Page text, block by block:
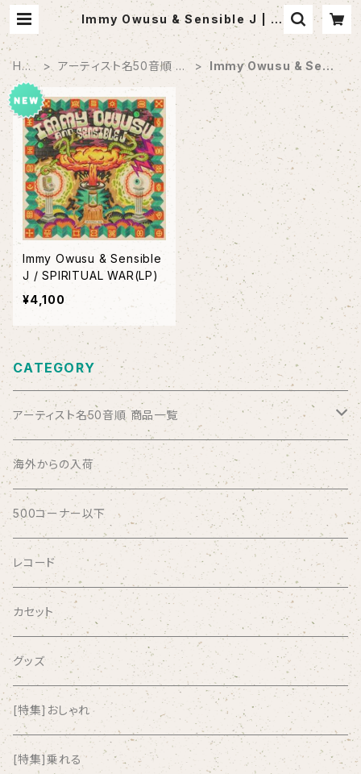
Immy Owusu & Sensible J | S
ABOTEN MUSIC (セレクトCDショ
ップ)
HO
ME
アーティスト名50音順 商
品一覧
Immy Owusu & Sens
ible J
Immy Owusu & Sensible
J / SPIRITUAL WAR(LP)
¥4,100
CATEGORY
アーティスト名50音順 商品一覧
ABSOLUTE LOSERS
AFRICA
AGU
AIRCRAFT
airlie
AKUTAGAWA FANCLUB
ALKASILKA
海外からの入荷
500コーナー以下
レコード
カセット
グッズ
[特集]おしゃれ
[特集]乗れる